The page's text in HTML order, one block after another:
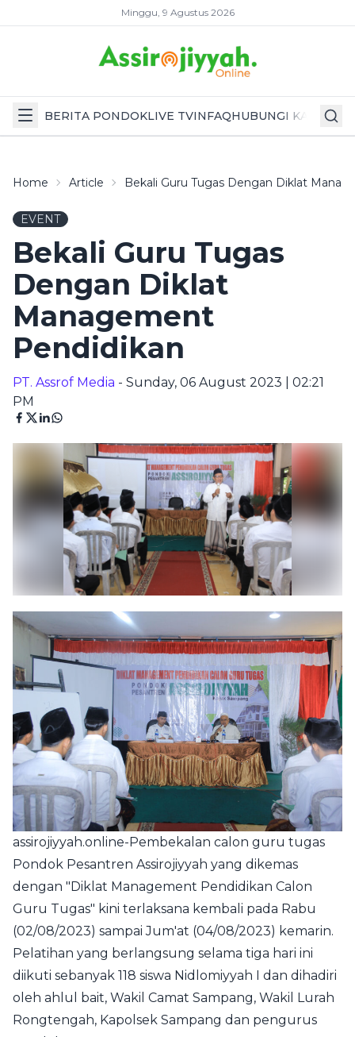
Minggu, 9 Agustus 2026
BERITA PONDOKLIVE TVINFAQHUBUNGI KAMI
Home Article Bekali Guru Tugas Dengan Diklat
EVENT
Bekali Guru Tugas
Dengan Diklat
Management
Pendidikan
PT. Assrof Media - Sunday, 06 August 2023 | 02:21
PM
assirojiyyah.online-Pembekalan calon guru tugas
Pondok Pesantren Assirojiyyah yang dikemas
dengan "Diklat Management Pendidikan Calon
Guru Tugas" kini terlaksana kembali pada Rabu
(02/08/2023) sampai Jum'at (04/08/2023) kemarin.
Pelatihan yang berlangsung selama tiga hari ini
diikuti sebanyak 118 siswa Nidlomiyyah I dan dihadiri
oleh ahlul bait, Wakil Camat Sampang, Wakil Lurah
Rongtengah, Kapolsek Sampang dan pengurus